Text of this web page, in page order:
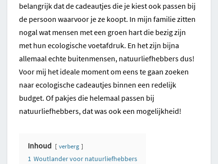
belangrijk dat de cadeautjes die je kiest ook passen bij
de persoon waarvoor je ze koopt. In mijn familie zitten
nogal wat mensen met een groen hart die bezig zijn
met hun ecologische voetafdruk. En het zijn bijna
allemaal echte buitenmensen, natuurliefhebbers dus!
Voor mij het ideale moment om eens te gaan zoeken
naar ecologische cadeautjes binnen een redelijk
budget. Of pakjes die helemaal passen bij
natuurliefhebbers, dat was ook een mogelijkheid!
Inhoud verberg
1 Woutlander voor natuurliefhebbers